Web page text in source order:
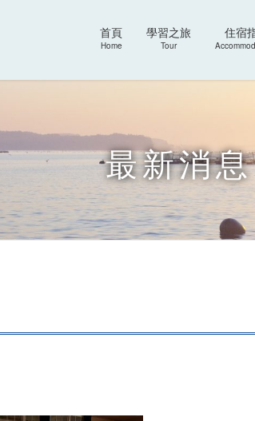
首頁
Home
學習之旅
Tour
住宿
最新消息